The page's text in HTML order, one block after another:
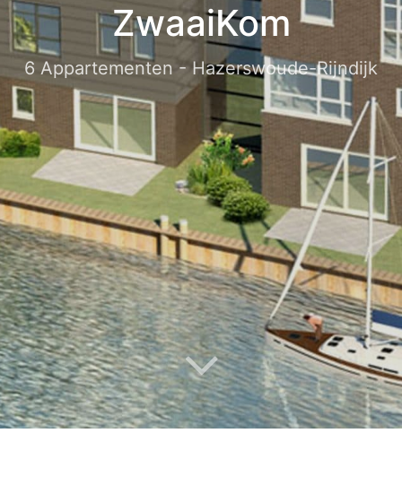
ZwaaiKom
6 Appartementen - Hazerswoude-Rijndijk